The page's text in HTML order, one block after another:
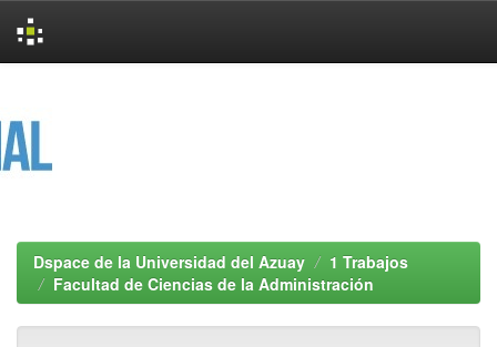
Dspace de la Universidad del Azuay
1 Trabajos
Facultad de Ciencias de la Administración